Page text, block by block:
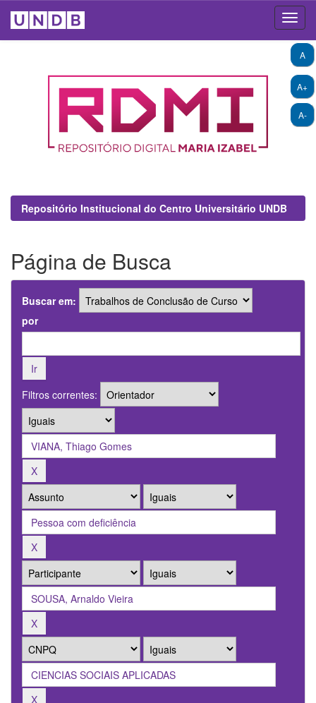
A+
A-
A
Repositório Institucional do Centro Universitário UNDB
Página de Busca
Buscar em:
por
Filtros correntes: